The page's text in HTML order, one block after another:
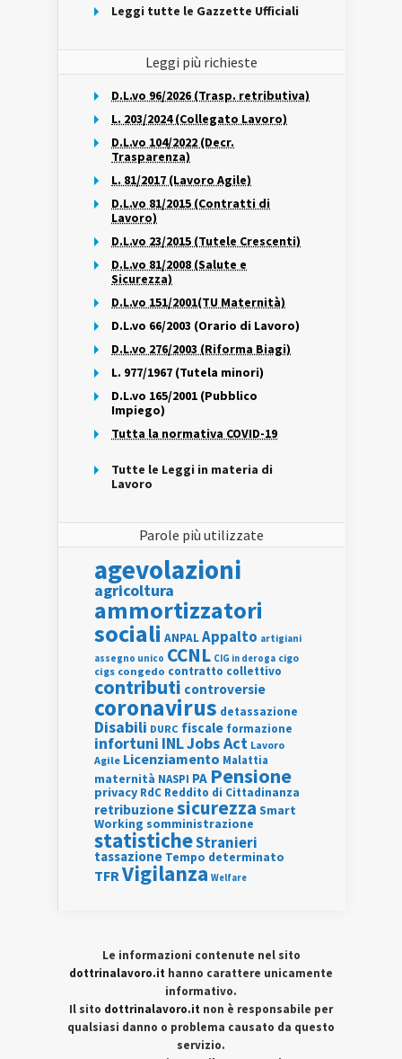
Leggi tutte le Gazzette Ufficiali
Leggi più richieste
D.L.vo 96/2026 (Trasp. retributiva)
L. 203/2024 (Collegato Lavoro)
D.L.vo 104/2022 (Decr.
Trasparenza)
L. 81/2017 (Lavoro Agile)
D.L.vo 81/2015 (Contratti di
Lavoro)
D.L.vo 23/2015 (Tutele Crescenti)
D.L.vo 81/2008 (Salute e
Sicurezza)
D.L.vo 151/2001(TU Maternità)
D.L.vo 66/2003 (Orario di Lavoro)
D.L.vo 276/2003 (Riforma Biagi)
L. 977/1967 (Tutela minori)
D.L.vo 165/2001 (Pubblico
Impiego)
Tutta la normativa COVID-19
Tutte le Leggi in materia di
Lavoro
Parole più utilizzate
agevolazioni
agricoltura
ammortizzatori
sociali ANPALAppalto artigiani
assegno unico CCNL CIG in deroga cigo
cigs congedo contratto collettivo
contributi controversie
coronavirus detassazione
Disabili DURC fiscale formazione
infortuni INLJobs Act Lavoro
Agile Licenziamento Malattia
maternità NASPI PA Pensione
privacy RdC Reddito di Cittadinanza
retribuzionesicurezza Smart
Working somministrazione
statisticheStranieri
tassazione Tempo determinato
TFRVigilanza Welfare
Le informazioni contenute nel sito
dottrinalavoro.it hanno carattere unicamente
informativo.
Il sito dottrinalavoro.it non è responsabile per
qualsiasi danno o problema causato da questo
servizio.